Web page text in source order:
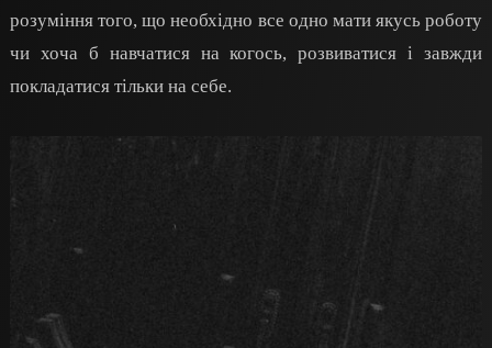
розуміння того, що необхідно все одно мати якусь роботу
чи хоча б навчатися на когось, розвиватися і завжди
покладатися тільки на себе.